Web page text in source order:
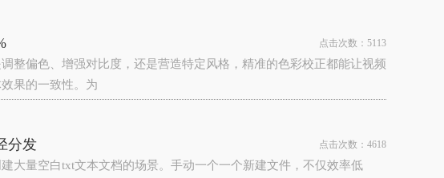
点击次数：5113
整偏色、增强对比度，还是营造特定风格，精准的色彩校正都能让视频
果的一致性。为
分发 点击次数：4618
大量空白txt文本文档的场景。手动一个一个新建文件，不仅效率低